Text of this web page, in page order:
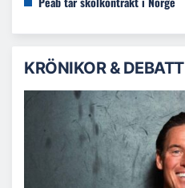
KRÖNIKOR & DEBATT